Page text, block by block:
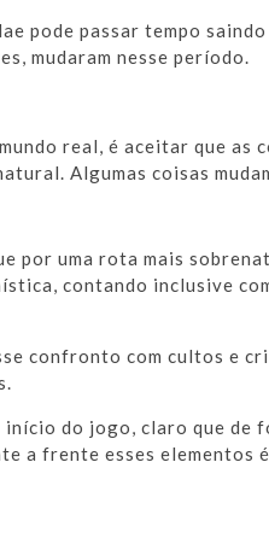
pode passar tempo
mudaram nesse período.
real, é aceitar que as
Algumas coisas
por uma rota mais
contando inclusive
confronto com cultos e
do jogo, claro que de
a frente esses